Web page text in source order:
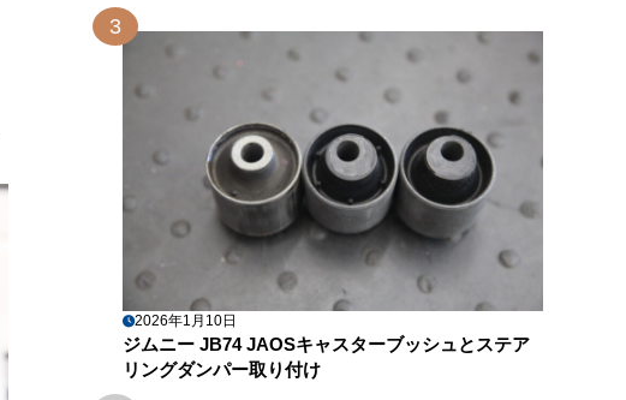
3
2026年1月10日
ジムニー JB74 JAOSキャスターブッシュとステア
リングダンパー取り付け